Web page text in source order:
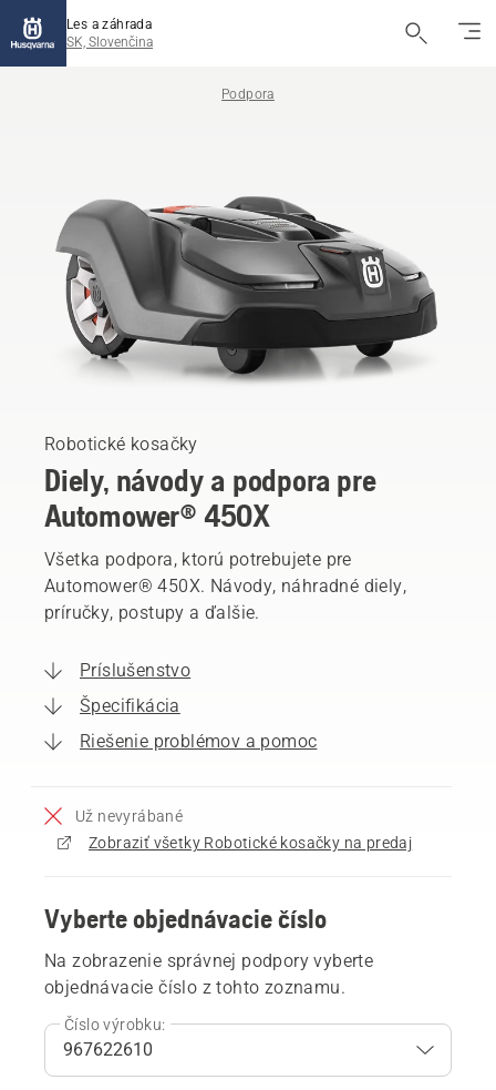
Les a záhrada
SK, Slovenčina
Podpora
Robotické kosačky
Diely, návody a podpora pre
Automower® 450X
Všetka podpora, ktorú potrebujete pre
Automower® 450X. Návody, náhradné diely,
príručky, postupy a ďalšie.
Príslušenstvo
Špecifikácia
Riešenie problémov a pomoc
Už nevyrábané
Zobraziť všetky Robotické kosačky na predaj
Vyberte objednávacie číslo
Na zobrazenie správnej podpory vyberte
objednávacie číslo z tohto zoznamu.
Číslo výrobku: